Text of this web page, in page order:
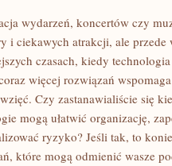
wydarzeń, koncertów czy
i ciekawych atrakcji, ale
czasach, kiedy
więcej rozwiązań
Czy zastanawialiście się
mogą ułatwić organizację,
ryzyko? Jeśli tak, to
które mogą odmienić wasze